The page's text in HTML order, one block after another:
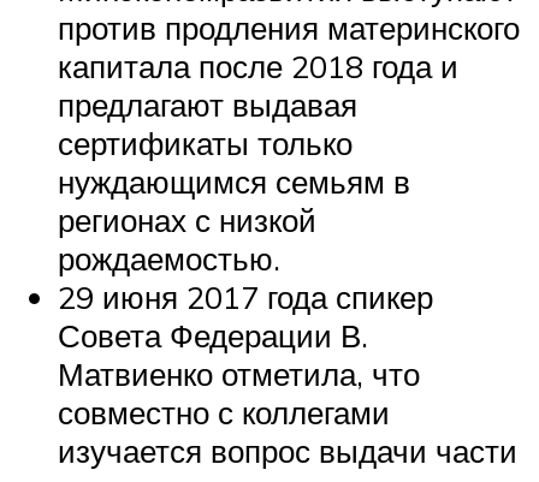
против продления материнского
капитала после 2018 года и
предлагают выдавая
сертификаты только
нуждающимся семьям в
регионах с низкой
рождаемостью.
29 июня 2017 года спикер
Совета Федерации В.
Матвиенко отметила, что
совместно с коллегами
изучается вопрос выдачи части